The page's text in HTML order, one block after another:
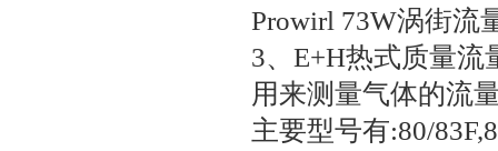
Prowirl 73W涡街流
3、E+H热式质量流
用来测量气体的流
主要型号有:80/